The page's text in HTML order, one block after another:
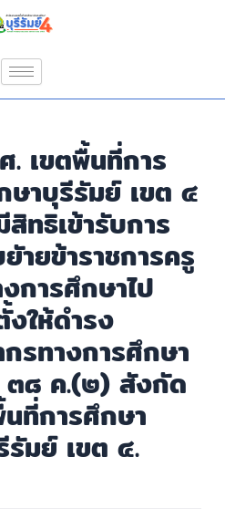
. เขตพื้นที่การ
าบุรีรัมย์ เขต ๔
ทธิเข้ารับการ
ายข้าราชการครู
การศึกษาไป
ให้ดำรง
รทางการศึกษา
๓๘ ค.(๒) สังกัด
ที่การศึกษา
มย์ เขต ๔.